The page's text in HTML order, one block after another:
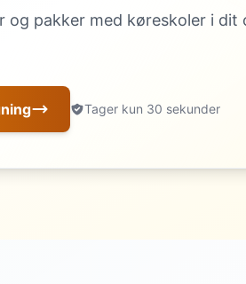
og pakker med køreskoler i dit
Tager kun 30 sekunder